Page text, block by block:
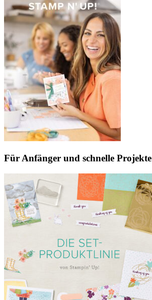
Für Anfänger und schnelle Projekte